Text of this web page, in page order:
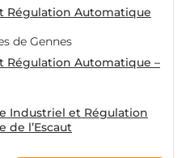
Régulation Automatique
de Gennes
Régulation Automatique –
Industriel et Régulation
de l’Escaut